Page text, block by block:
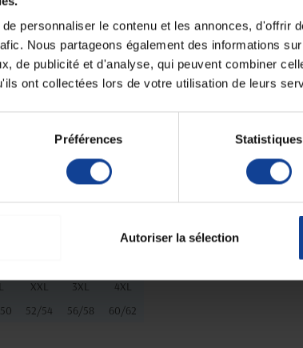
personnaliser le contenu et les annonces, d'offrir
Nous partageons également des informations
de publicité et d'analyse, qui peuvent combiner
ont collectées lors de votre utilisation de leurs
Préférences Statistiques
Autoriser la sélection
hommes.
intraversables
anti-odeur et toucher coton
en machine également.
du tissu.
Taille 8
XXL 3XL
4XL
52/54 56/58
60/62